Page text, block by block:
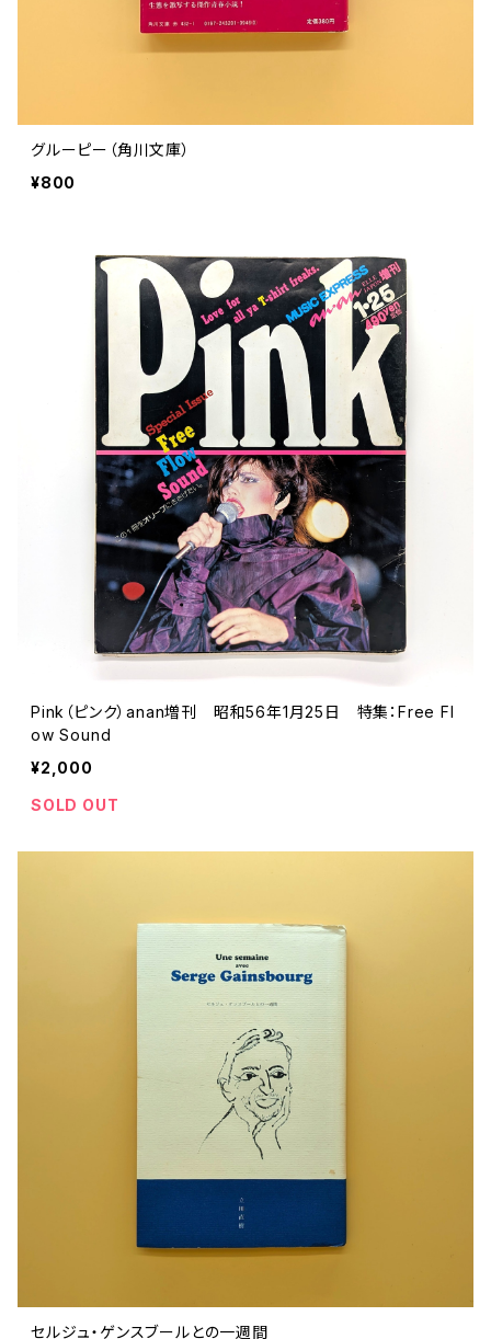
グルーピー（角川文庫）
¥800
Pink（ピンク）anan増刊 昭和56年1月25日 特集：Free Fl
ow Sound
¥2,000
SOLD OUT
セルジュ・ゲンスブールとの一週間